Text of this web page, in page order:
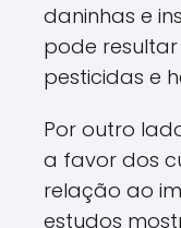
daninhas e
pode resultar
pesticidas e
Por outro
a favor dos
relação ao
estudos